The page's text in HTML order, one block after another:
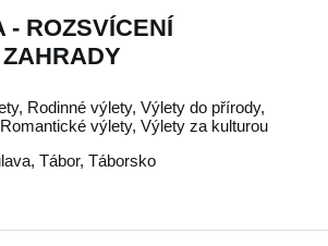
- ROZSVÍCENÍ
Rodinné výlety, Výlety do přírody,
výlety, Výlety za kulturou
, Tábor, Táborsko